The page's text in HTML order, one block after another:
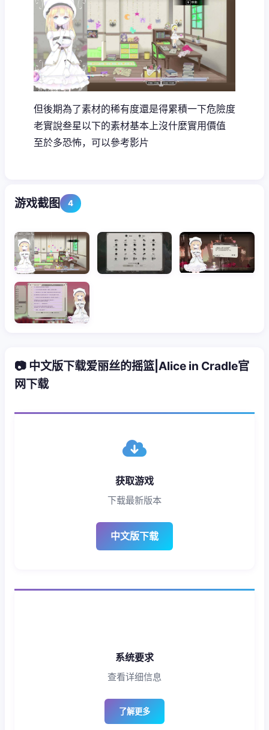
但後期為了素材的稀有度還是得累積一下危險度
老實說叁星以下的素材基本上沒什麼實用價值
至於多恐怖，可以參考影片
游戏截图 4
📷 中文版下载爱丽丝的摇篮|Alice in Cradle官
网下载
获取游戏
下载最新版本
中文版下载
系统要求
查看详细信息
了解更多